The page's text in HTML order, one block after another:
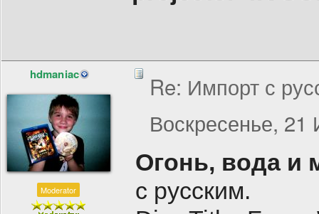
hdmaniac
Moderator
Re: Импорт с
Воскресенье,
Огонь, вода и
с русским.